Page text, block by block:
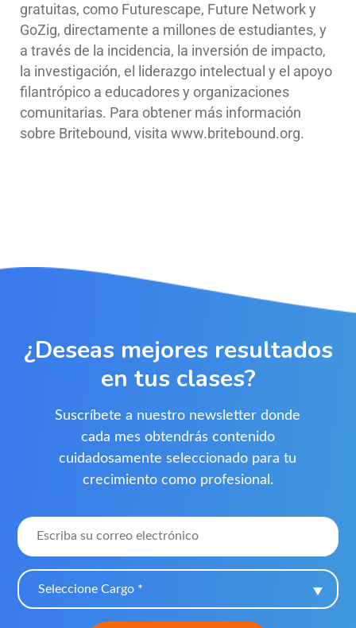
gratuitas, como Futurescape, Future Network y
GoZig, directamente a millones de estudiantes, y
a través de la incidencia, la inversión de impacto,
la investigación, el liderazgo intelectual y el apoyo
filantrópico a educadores y organizaciones
comunitarias. Para obtener más información
sobre Britebound, visita www.britebound.org.
¿Deseas mejores resultados
en tus clases?
Suscríbete a nuestro newsletter donde
cada mes obtendrás contenido
cuidadosamente seleccionado para tu
crecimiento como profesional.
Seleccione Cargo *